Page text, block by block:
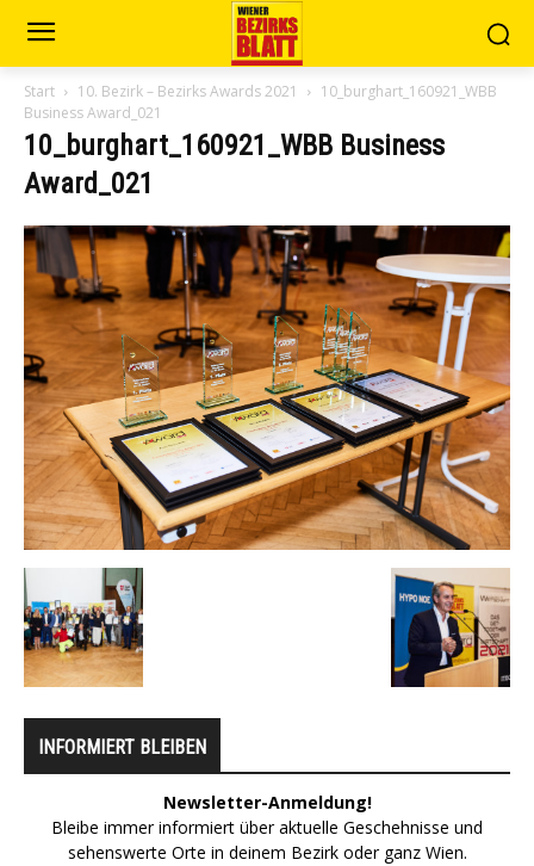
Start 10. Bezirk – Bezirks Awards 2021
10_burghart_160921_WBB
Business Award_021
10_burghart_160921_WBB Business
Award_021
INFORMIERT BLEIBEN
Newsletter-Anmeldung!
Bleibe immer informiert über aktuelle Geschehnisse und
sehenswerte Orte in deinem Bezirk oder ganz Wien.